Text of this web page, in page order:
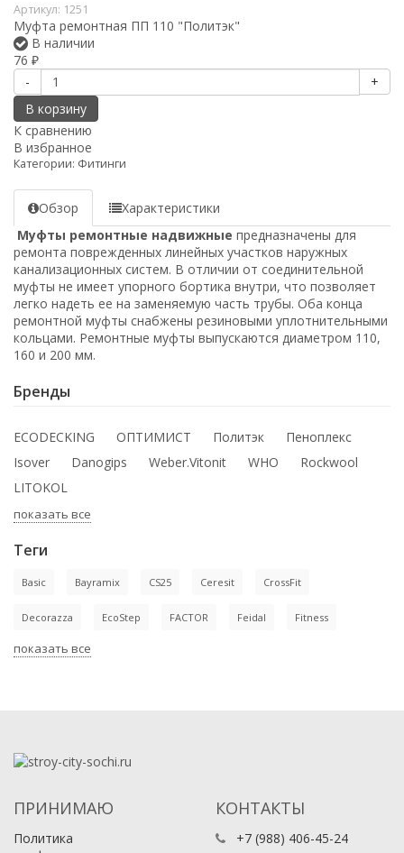
Артикул: 1251
Муфта ремонтная ПП 110 "Политэк"
В наличии
76 ₽
-
+
В корзину
К сравнению
В избранное
Категории: Фитинги
Обзор
Характеристики
Муфты ремонтные надвижные предназначены для
ремонта поврежденных линейных участков наружных
канализационных систем. В отличии от соединительной
муфты не имеет упорного бортика внутри, что позволяет
легко надеть ее на заменяемую часть трубы. Оба конца
ремонтной муфты снабжены резиновыми уплотнительными
кольцами. Ремонтные муфты выпускаются диаметром 110,
160 и 200 мм.
Бренды
ECODECKING ОПТИМИСТ Политэк
Пеноплекс
Isover
Danogips Weber.Vitonit WHO
Rockwool
LITOKOL
показать все
Теги
Basic Bayramix CS25 Ceresit CrossFit
Decorazza EcoStep FACTOR Feidal Fitness
показать все
ПРИНИМАЮ
Политика
КОНТАКТЫ
+7 (988) 406-45-24